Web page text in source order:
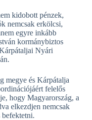
kidobott pénzek,
nemcsak erkölcsi,
egyre inkább
kormánybiztos
Nyári
megye és Kárpátalja
felelős
hogy Magyarország, a
elkezdjen nemcsak
befektetni.